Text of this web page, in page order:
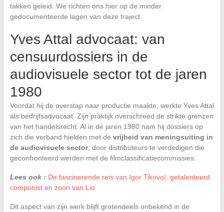
takken geleid. We richten ons hier op de minder
gedocumenteerde lagen van deze traject.
Yves Attal advocaat: van
censuurdossiers in de
audiovisuele sector tot de jaren
1980
Voordat hij de overstap naar productie maakte, werkte Yves Attal
als bedrijfsadvocaat. Zijn praktijk overschreed de strikte grenzen
van het handelsrecht. Al in de jaren 1980 nam hij dossiers op
zich die verband hielden met de vrijheid van meningsuiting in
de audiovisuele sector, door distributeurs te verdedigen die
geconfronteerd werden met de filmclassificatiecommissies.
Lees ook : De fascinerende reis van Igor Tikovoï, getalenteerd
componist en zoon van Lio
Dit aspect van zijn werk blijft grotendeels onbekend in de